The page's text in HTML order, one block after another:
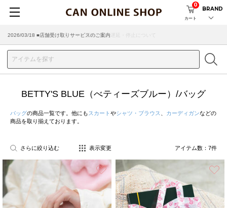
カート
0
BRAND
2026/03/18 ■店舗受け取りサービスのご案内
BETTY'S BLUE（べティーズブルー）/バッグ
バッグの商品一覧です。他にも スカート やシャツ・ブラウス カーディガンなどの
商品を取り揃えております。
さらに絞り込む 表示変更 アイテム数： 7件
お気に入り